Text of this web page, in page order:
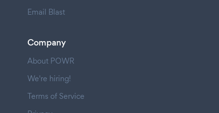
Email Blast
Company
About POWR
We're hiring!
Terms of Service